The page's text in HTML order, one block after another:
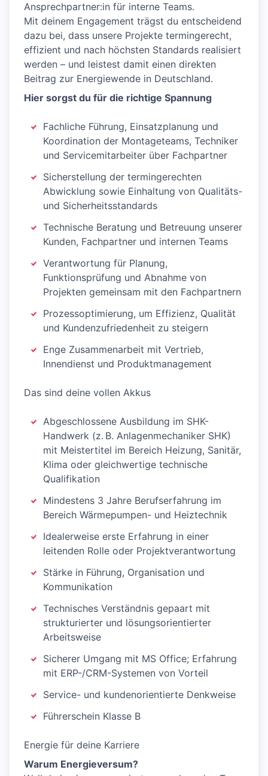
Ansprechpartner:in für interne Teams.
Mit deinem Engagement trägst du entscheidend
dazu bei, dass unsere Projekte termingerecht,
effizient und nach höchsten Standards realisiert
werden – und leistest damit einen direkten
Beitrag zur Energiewende in Deutschland.
Hier sorgst du für die richtige Spannung
Fachliche Führung, Einsatzplanung und
Koordination der Montageteams, Techniker
und Servicemitarbeiter über Fachpartner
Sicherstellung der termingerechten
Abwicklung sowie Einhaltung von Qualitäts-
und Sicherheitsstandards
Technische Beratung und Betreuung unserer
Kunden, Fachpartner und internen Teams
Verantwortung für Planung,
Funktionsprüfung und Abnahme von
Projekten gemeinsam mit den Fachpartnern
Prozessoptimierung, um Effizienz, Qualität
und Kundenzufriedenheit zu steigern
Enge Zusammenarbeit mit Vertrieb,
Innendienst und Produktmanagement
Das sind deine vollen Akkus
Abgeschlossene Ausbildung im SHK-
Handwerk (z. B. Anlagenmechaniker SHK)
mit Meistertitel im Bereich Heizung, Sanitär,
Klima oder gleichwertige technische
Qualifikation
Mindestens 3 Jahre Berufserfahrung im
Bereich Wärmepumpen- und Heiztechnik
Idealerweise erste Erfahrung in einer
leitenden Rolle oder Projektverantwortung
Stärke in Führung, Organisation und
Kommunikation
Technisches Verständnis gepaart mit
strukturierter und lösungsorientierter
Arbeitsweise
Sicherer Umgang mit MS Office; Erfahrung
mit ERP-/CRM-Systemen von Vorteil
Service- und kundenorientierte Denkweise
Führerschein Klasse B
Energie für deine Karriere
Warum Energieversum?